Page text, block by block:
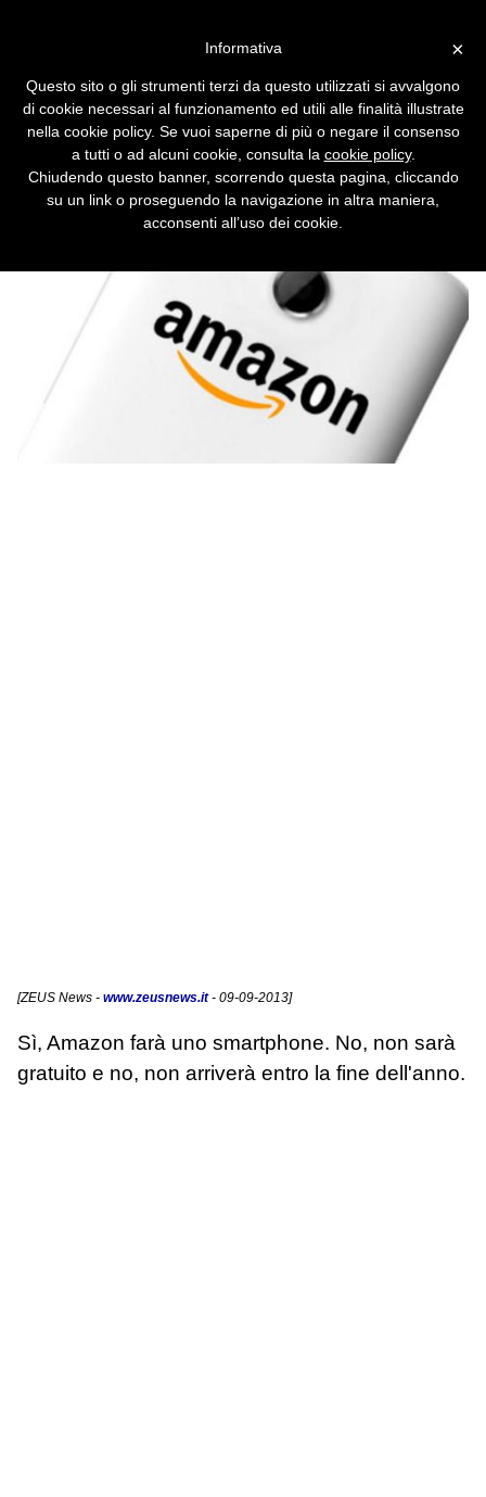
smartphone gratuito
Sembrava certo che Amazon avrebbe
regalato uno smartphone entro la fine
dell'anno.
[ZEUS News - www.zeusnews.it- 09-09-2013]
Sì, Amazon farà uno smartphone. No, non sarà
gratuito e no, non arriverà entro la fine dell'anno.
×
Informativa
Questo sito o gli strumenti terzi da questo utilizzati si avvalgono
di cookie necessari al funzionamento ed utili alle finalità illustrate
nella cookie policy. Se vuoi saperne di più o negare il consenso
a tutti o ad alcuni cookie, consulta la cookie policy.
Chiudendo questo banner, scorrendo questa pagina, cliccando
su un link o proseguendo la navigazione in altra maniera,
acconsenti all’uso dei cookie.